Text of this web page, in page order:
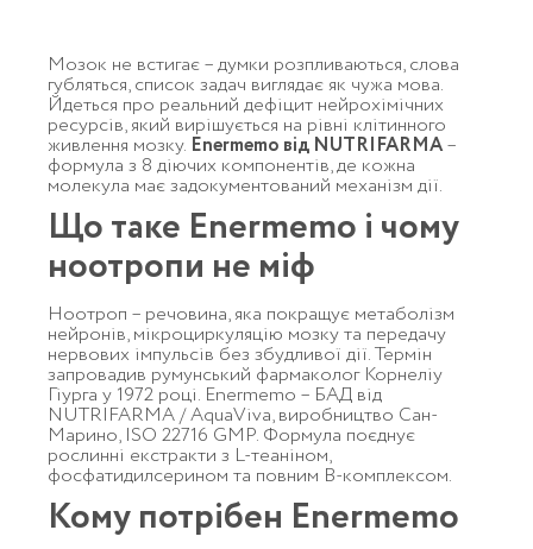
Мозок не встигає – думки розпливаються, слова
губляться, список задач виглядає як чужа мова.
Йдеться про реальний дефіцит нейрохімічних
ресурсів, який вирішується на рівні клітинного
живлення мозку. Enermemo від NUTRIFARMA–
формула з 8 діючих компонентів, де кожна
молекула має задокументований механізм дії.
Що таке Enermemo і чому
ноотропи не міф
Ноотроп – речовина, яка покращує метаболізм
нейронів, мікроциркуляцію мозку та передачу
нервових імпульсів без збудливої дії. Термін
запровадив румунський фармаколог Корнеліу
Гіурга у 1972 році. Enermemo – БАД від
NUTRIFARMA / AquaViva, виробництво Сан-
Марино, ISO 22716 GMP. Формула поєднує
рослинні екстракти з L-теаніном,
фосфатидилсерином та повним B-комплексом.
Кому потрібен Enermemo